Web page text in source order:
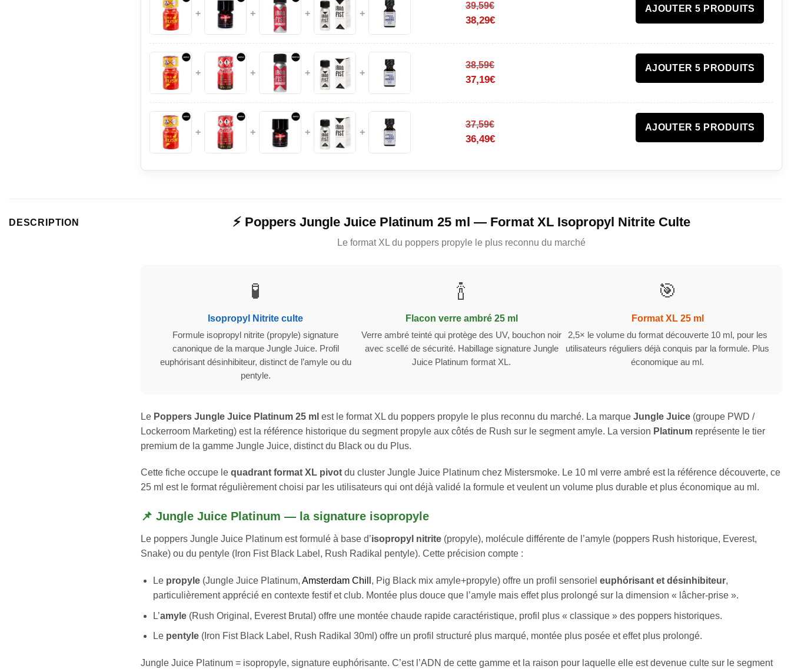
+ + + +
39,59€
38,29€
AJOUTER 5 PRODUITS
+ + + +
38,59€
37,19€
AJOUTER 5 PRODUITS
+ + + +
37,59€
36,49€
AJOUTER 5 PRODUITS
DESCRIPTION ⚡ Poppers Jungle Juice Platinum 25 ml — Format XL Isopropyl Nitrite Culte
Le format XL du poppers propyle le plus reconnu du marché
🧪
Isopropyl Nitrite culte
Formule isopropyl nitrite (propyle) signature
canonique de la marque Jungle Juice. Profil
euphórisant désinhibiteur, distinct de l’amyle ou du
pentyle.
🍾
Flacon verre ambré 25 ml
Verre ambré teinté qui protège des UV, bouchon noir
avec scellé de sécurité. Habillage signature Jungle
Juice Platinum format XL.
🎯
Format XL 25 ml
2,5× le volume du format découverte 10 ml, pour les
utilisateurs réguliers déjà conquis par la formule. Plus
économique au ml.
Le Poppers Jungle Juice Platinum 25 ml est le format XL du poppers propyle le plus reconnu du marché. La marque Jungle Juice (groupe PWD /
Lockerroom Marketing) est la référence historique du segment propyle aux côtés de Rush sur le segment amyle. La version Platinum représente le tier
premium de la gamme Jungle Juice, distinct du Black ou du Plus.
Cette fiche occupe le quadrant format XL pivot du cluster Jungle Juice Platinum chez Mistersmoke. Le 10 ml verre ambré est la référence découverte, ce
25 ml est le format régulièrement choisi par les utilisateurs qui ont déjà validé la formule et veulent un volume plus durable et plus économique au ml.
📌 Jungle Juice Platinum — la signature isopropyle
Le poppers Jungle Juice Platinum est formulé à base d’isopropyl nitrite (propyle), molécule différente de l’amyle (poppers Rush historique, Everest,
Snake) ou du pentyle (Iron Fist Black Label, Rush Radikal pentyle). Cette précision compte :
Le propyle(Jungle Juice Platinum, Amsterdam Chill , Pig Black mix amyle+propyle) offre un profil sensoriel euphórisant et désinhibiteur,
particulièrement apprécié en contexte festif et club. Montée plus douce que l’amyle mais effet plus prolongé sur la dimension « lâcher-prise ».
L’amyle(Rush Original, Everest Brutal) offre une montée chaude rapide caractéristique, profil plus « classique » des poppers historiques.
Le pentyle(Iron Fist Black Label, Rush Radikal 30ml) offre un profil structuré plus marqué, montée plus posée et effet plus prolongé.
Jungle Juice Platinum = isopropyle, signature euphórisante. C’est l’ADN de cette gamme et la raison pour laquelle elle est devenue culte sur le segment